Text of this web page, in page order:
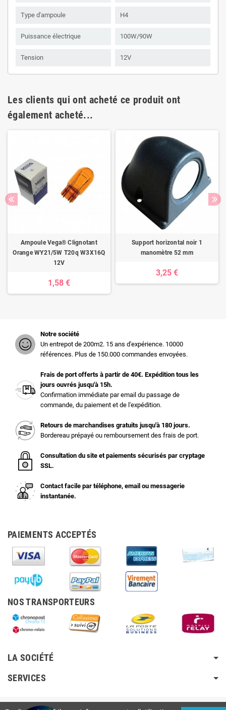
Type d'ampoule H4
Puissance électrique 100W/90W
Tension 12V
Les clients qui ont acheté ce produit ont
également acheté...
Ampoule Vega® Clignotant
Orange WY21/5W T20q W3X16Q
12V
1,58 €
Support horizontal noir 1
manomètre 52 mm
3,25 €
Notre société
Un entrepot de 200m2. 15 ans d'expérience. 10000
références. Plus de 150.000 commandes envoyées.
Frais de port offerts à partir de 40€. Expédition tous les
jours ouvrés jusqu'à 15h.
Confirmation immédiate par email du passage de
commande, du paiement et de l'expédition.
Retours de marchandises gratuits jusqu'à 180 jours.
Bordereau prépayé ou remboursement des frais de port.
Consultation du site et paiements sécurisés par cryptage
SSL.
Contact facile par téléphone, email ou messagerie
instantanée.
PAIEMENTS ACCEPTÉS
NOS TRANSPORTEURS
LA SOCIÉTÉ
SERVICES